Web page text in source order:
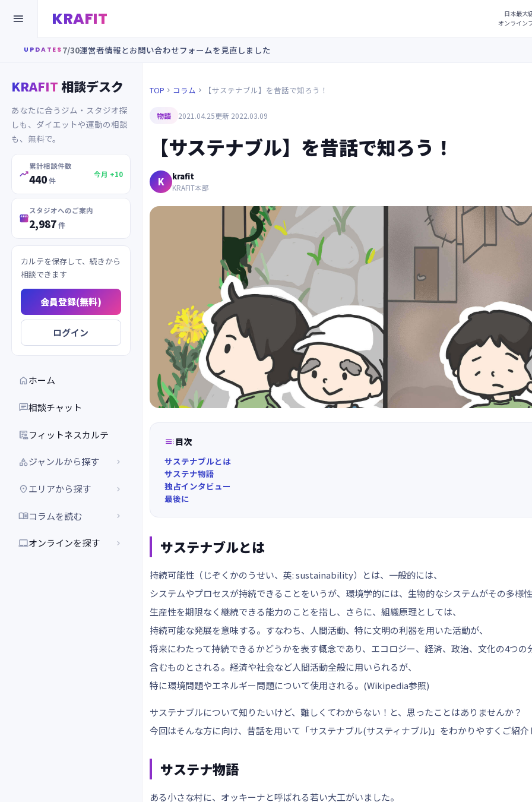
KRAFIT

UPDATES 7/30運営者情報とお問い合わせフォームを見直しました
KRAFIT 相談デスク
あなたに合うジム・スタジオ探
しも、ダイエットや運動の相談
も、無料で。

累計相談件数
440件
今月 +10

スタジオへのご案内
2,987件
カルテを保存して、続きから
相談できます
会員登録(無料)
ログイン
ホーム
相談チャット
フィットネスカルテ
ジャンルから探す 
エリアから探す 
コラムを読む 
オンラインを探す 
TOP  コラム  【サステナブル】を昔話で知ろう！
物語 2021.04.25更新 2022.03.09
【サステナブル】を昔話で知ろう！
K krafit
KRAFIT本部
目次
サステナブルとは
サステナ物語
独占インタビュー
最後に
サステナブルとは
持続可能性（じぞくかのうせい、英: sustainability）とは、一般的には、
システムやプロセスが持続できることをいうが、環境学的には、生物的なシステムがその多様
生産性を期限なく継続できる能力のことを指し、さらに、組織原理としては、
持続可能な発展を意味する。すなわち、人間活動、特に文明の利器を用いた活動が、
将来にわたって持続できるかどうかを表す概念であり、エコロジー、経済、政治、文化の4つの
含むものとされる。経済や社会など人間活動全般に用いられるが、
特に環境問題やエネルギー問題について使用される。(Wikipedia参照)
サステナブルについて知りたいけど、難しくてわからない！と、思ったことはありませんか？
今回はそんな方に向け、昔話を用いて「サステナブル(サスティナブル)」をわかりやすくご紹介
サステナ物語
ある小さな村に、オッキーナと呼ばれる若い大工がいました。